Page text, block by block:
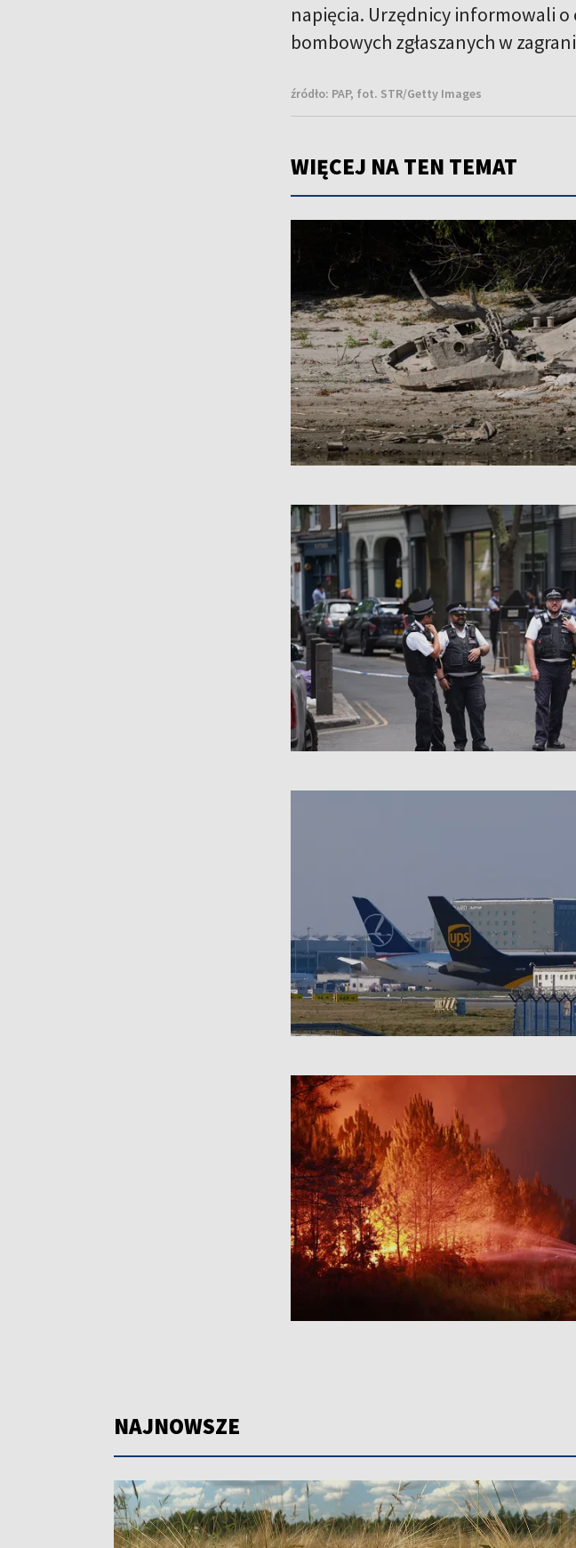
napięcia. Urzędnicy informowali o
bombowych zgłaszanych w
źródło: PAP, fot. STR/Getty Images
WIĘCEJ NA TEN TEMAT
NAJNOWSZE